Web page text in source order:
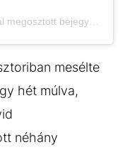
mesélte
hét múlva,
néhány